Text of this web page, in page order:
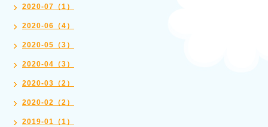
2020-07（1）
2020-06（4）
2020-05（3）
2020-04（3）
2020-03（2）
2020-02（2）
2019-01（1）